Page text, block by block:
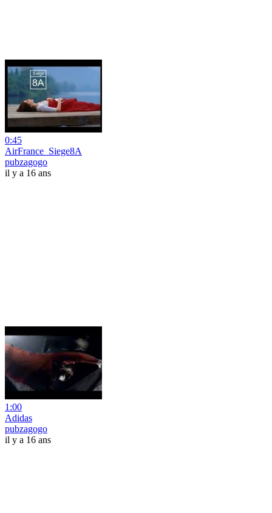
0:45
AirFrance_Siege8A
pubzagogo
il y a 16 ans
1:00
Adidas
pubzagogo
il y a 16 ans